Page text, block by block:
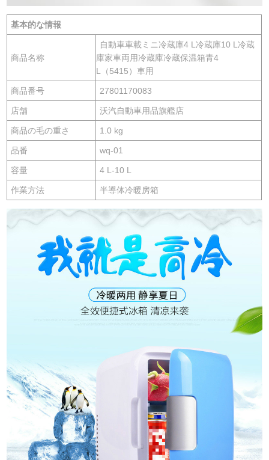
基本的な情報
商品名称
自動車車載ミニ冷蔵庫4 L冷蔵庫10 L冷蔵
庫家車両用冷蔵庫冷蔵保温箱青4
L（5415）車用
商品番号 27801170083
店舗 沃汽自動車用品旗艦店
商品の毛の重さ 1.0 kg
品番 wq-01
容量 4 L-10 L
作業方法 半導体冷暖房箱